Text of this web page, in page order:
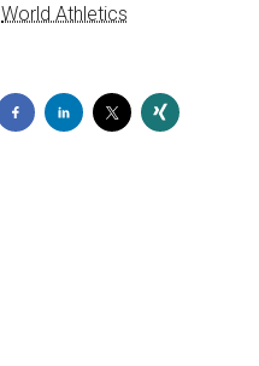
World Athletics